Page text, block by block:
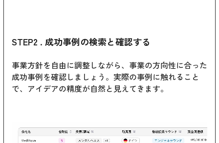
STEP2 . 成功事例の検索と確認する
事業方針を自由に調整しながら、事業の方向性に合った
成功事例を確認しましょう。実際の事例に触れること
で、アイデアの精度が自然と見えてきます。